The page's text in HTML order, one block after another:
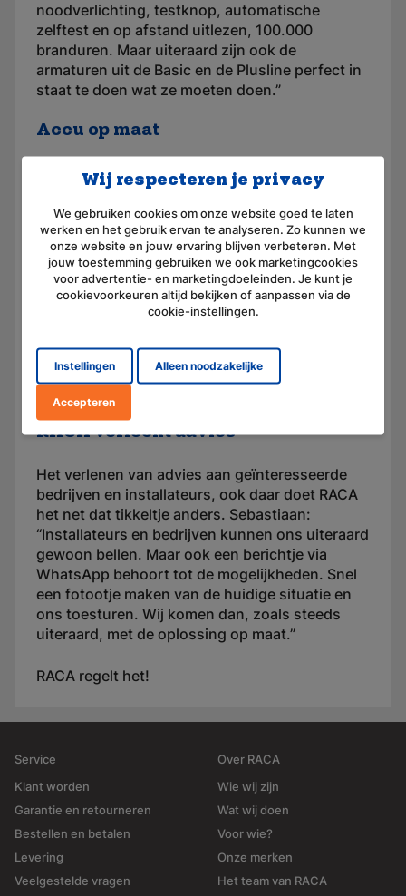
noodverlichting, testknop, automatische
zelftest en op afstand uitlezen, 100.000
branduren. Maar uiteraard zijn ook de
armaturen uit de Basic en de Plusline perfect in
staat te doen wat ze moeten doen.”
Accu op maat
Ook met de levering van accu’s en op maat
gemaakte accupacks wil RACA al meer dan 30
jaar meerwaarde bieden aan haar klanten.
Daarom zijn de producten van verschillende A-
merken via hen beschikbaar en specialiseert
RACA zich meer en meer in wat ze ‘vervangende
merkaccu’s’ noemen. Deze accu’s worden
vervaardigd met dezelfde ‘performance’ cellen
prestaties leveren. “Steeds de juiste oplossing
is ook bij deze productgroep het credo”, aldus
Sebastiaan.
RACA verleent advies
Het verlenen van advies aan geïnteresseerde
bedrijven en installateurs, ook daar doet RACA
het net dat tikkeltje anders. Sebastiaan:
“Installateurs en bedrijven kunnen ons uiteraard
gewoon bellen. Maar ook een berichtje via
WhatsApp behoort tot de mogelijkheden. Snel
een fotootje maken van de huidige situatie en
ons toesturen. Wij komen dan, zoals steeds
uiteraard, met de oplossing op maat.”
RACA regelt het!
Wij respecteren je privacy
We gebruiken cookies om onze website goed te laten
werken en het gebruik ervan te analyseren. Zo kunnen we
onze website en jouw ervaring blijven verbeteren. Met
jouw toestemming gebruiken we ook marketingcookies
voor advertentie- en marketingdoeleinden. Je kunt je
cookievoorkeuren altijd bekijken of aanpassen via de
cookie-instellingen.
Instellingen Alleen noodzakelijke
Accepteren
Service
Klant worden
Garantie en retourneren
Bestellen en betalen
Levering
Veelgestelde vragen
Over RACA
Wie wij zijn
Wat wij doen
Voor wie?
Onze merken
Het team van RACA